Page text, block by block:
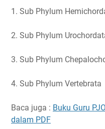
1. Sub Phylum
2. Sub Phylum
3. Sub Phylum
4. Sub Phylum Vertebrata
Baca juga : Buku Guru
dalam PDF